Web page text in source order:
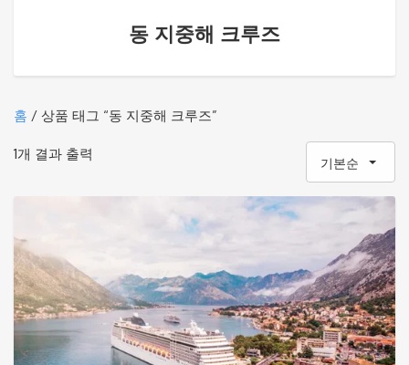
동 지중해 크루즈
홈 / 상품 태그 “동 지중해 크루즈”
1개 결과 출력
기본순